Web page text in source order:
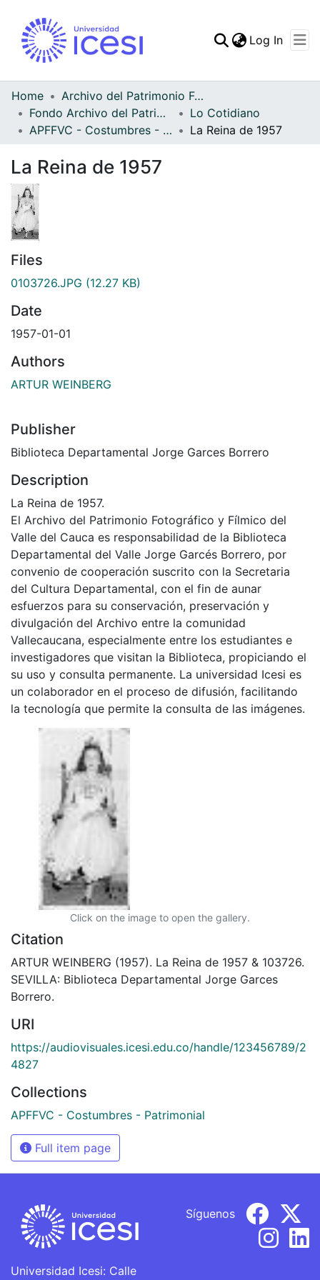
Statistics
Log In
Home
Archivo del Patrimonio Fotográfico y Fílmico del Valle del Cauca
Fondo Archivo del Patrimonio Fotográfico y Fílmico del Valle del Cauca
Lo Cotidiano
APFFVC - Costumbres - Patrimonial
La Reina de 1957
La Reina de 1957
Files
0103726.JPG (12.27 KB)
Date
1957-01-01
Authors
ARTUR WEINBERG
Publisher
Biblioteca Departamental Jorge Garces Borrero
Description
La Reina de 1957.
El Archivo del Patrimonio Fotográfico y Fílmico del
Valle del Cauca es responsabilidad de la Biblioteca
Departamental del Valle Jorge Garcés Borrero, por
convenio de cooperación suscrito con la Secretaria
del Cultura Departamental, con el fin de aunar
esfuerzos para su conservación, preservación y
divulgación del Archivo entre la comunidad
Vallecaucana, especialmente entre los estudiantes e
investigadores que visitan la Biblioteca, propiciando el
su uso y consulta permanente. La universidad Icesi es
un colaborador en el proceso de difusión, facilitando
la tecnología que permite la consulta de las imágenes.
Click on the image to open the gallery.
Citation
ARTUR WEINBERG (1957). La Reina de 1957 & 103726.
SEVILLA: Biblioteca Departamental Jorge Garces
Borrero.
URI
https://audiovisuales.icesi.edu.co/handle/123456789/2
4827
Collections
APFFVC - Costumbres - Patrimonial
Full item page
Universidad Icesi: Calle
Síguenos